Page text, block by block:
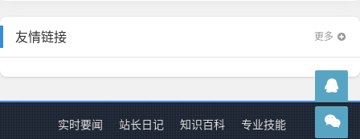
友情链接 更多
实时要闻 站长日记 知识百科 专业技能